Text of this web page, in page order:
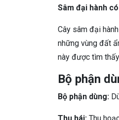
Sâm đại hành
Cây sâm đại
những vùng đất
này được tìm thấy
Bộ phận
Bộ phận dùng: